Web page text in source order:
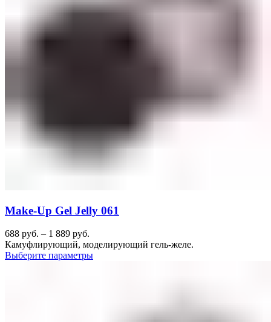
Make-Up Gel Jelly 061
688 руб. – 1 889 руб.
Камуфлирующий, моделирующий гель-желе.
Выберите параметры